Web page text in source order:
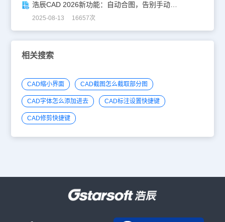
浩辰CAD 2026新功能：自动合图，告别手动拼图！
2025-08-13 16657次
相关搜索
CAD缩小界面 CAD截图怎么截取部分图
CAD字体怎么添加进去 CAD标注设置快捷键
CAD修剪快捷键